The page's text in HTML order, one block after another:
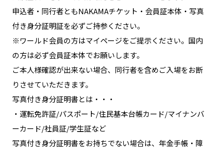
申込者・同行者ともNAKAMAチケット・会員証本体・写真
付き身分証明証を必ずご持参ください。
※ワールド会員の方はマイページをご提示ください。国内
の方は必ず会員証本体でお願いします。
ご本人様確認が出来ない場合、同行者を含めご入場をお断
りさせていただきます。
写真付き身分証明書とは・・・
・運転免許証/パスポート/住民基本台帳カード/マイナンバ
ーカード/社員証/学生証など
写真付き身分証明書をお持ちでない場合は、年金手帳・障